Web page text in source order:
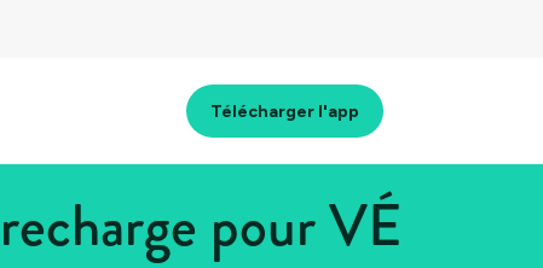
Télécharger l'app
pour VÉ